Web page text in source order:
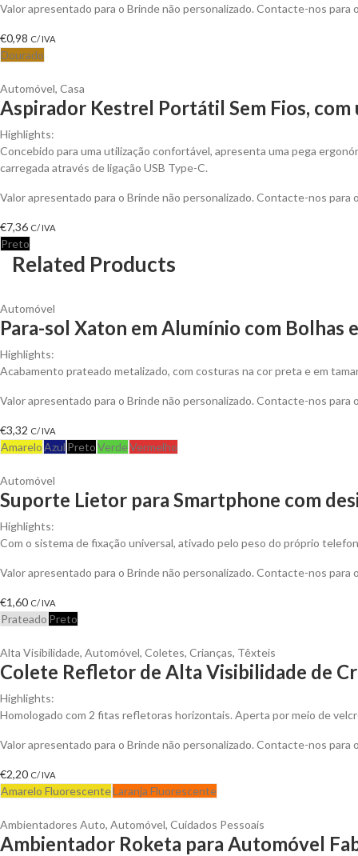
Valor apresentado para o Brinde não personalizado. Contacte-nos
€0,98 C/ IVA
Dourado
Automóvel, Casa
Aspirador Kestrel Portátil Sem Fios,
Highlights:
Concebido para uma utilização confortável, apresenta uma pega
carregada através de ligação USB Type-C.
Valor apresentado para o Brinde não personalizado. Contacte-nos
€7,36 C/ IVA
Preto
Related Products
Automóvel
Para-sol Xaton em Alumínio com Bolhas
Highlights:
Acabamento prateado metalizado, com costuras na cor preta e em
Valor apresentado para o Brinde não personalizado. Contacte-nos
€3,32 C/ IVA
AmareloAzul PretoVerdeVermelho
Automóvel
Suporte Lietor para Smartphone com
Highlights:
Com o sistema de fixação universal, ativado pelo peso do próprio
Valor apresentado para o Brinde não personalizado. Contacte-nos
€1,60 C/ IVA
Prateado Preto
Alta Visibilidade, Automóvel, Coletes, Crianças, Têxteis
Colete Refletor de Alta Visibilidade de
Highlights:
Homologado com 2 fitas refletoras horizontais. Aperta por meio de
Valor apresentado para o Brinde não personalizado. Contacte-nos
€2,20 C/ IVA
Amarelo FluorescenteLaranja Fluorescente
Ambientadores Auto, Automóvel, Cuidados Pessoais
Ambientador Roketa para Automóvel